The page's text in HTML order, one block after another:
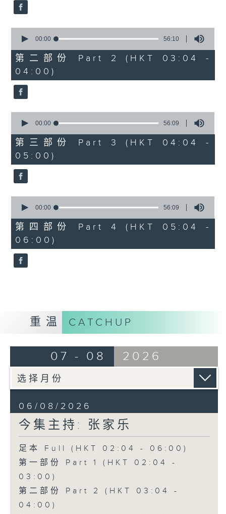
seconds
56
minutes,
10
seconds
00:00 56:10
第二部份 Part 2 (HKT 03:04 -
04:00)
seconds
56
minutes,
9
seconds
00:00 56:09
第三部份 Part 3 (HKT 04:04 -
05:00)
seconds
56
minutes,
9
seconds
00:00 56:09
第四部份 Part 4 (HKT 05:04 -
06:00)
重温 CATCHUP
07 - 08 2026
06/08/2026
今集主持: 张家乐
足本 Full (HKT 02:04 - 06:00)
第一部份 Part 1 (HKT 02:04 -
03:00)
第二部份 Part 2 (HKT 03:04 -
04:00)